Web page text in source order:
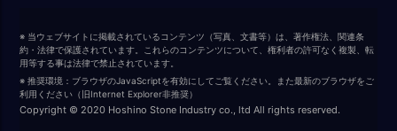
※ 当ウェブサイトに掲載されているコンテンツ（写真、文書等）は、著作権法、関連条
約・法律で保護されています。これらのコンテンツについて、権利者の許可なく複製、転
用等する事は法律で禁止されています。
※ 推奨環境：ブラウザのJavaScriptを有効にしてご覧ください。また最新のブラウザをご
利用ください（旧Internet Explorer非推奨）
Copyright © 2020 Hoshino Stone Industry co., ltd All rights reserved.